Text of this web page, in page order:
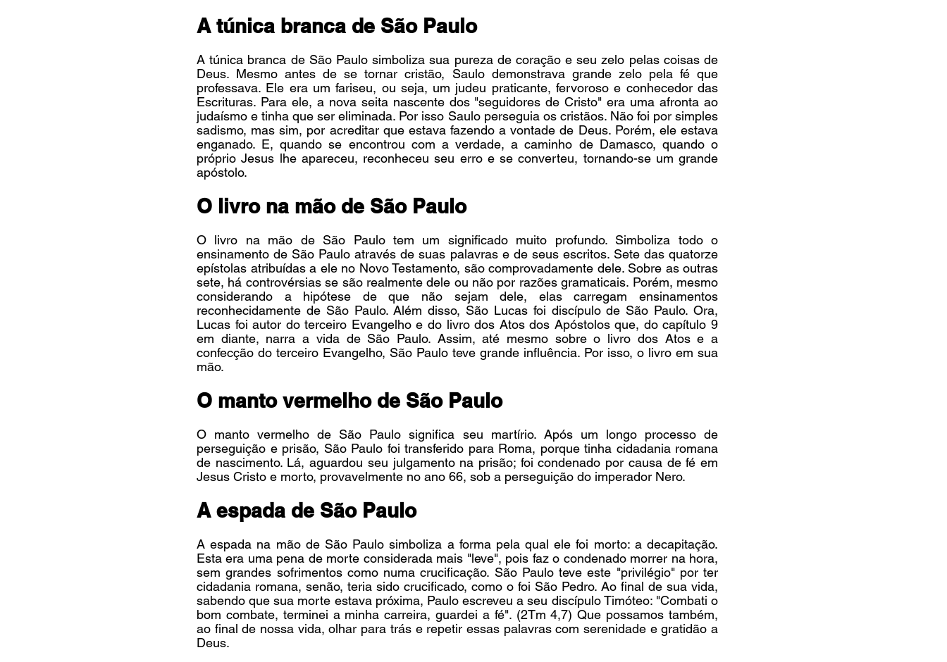
A túnica branca de São Paulo
A túnica branca de São Paulo simboliza sua pureza de coração e seu zelo pelas coisas de
Deus. Mesmo antes de se tornar cristão, Saulo demonstrava grande zelo pela fé que
professava. Ele era um fariseu, ou seja, um judeu praticante, fervoroso e conhecedor das
Escrituras. Para ele, a nova seita nascente dos "seguidores de Cristo" era uma afronta ao
judaísmo e tinha que ser eliminada. Por isso Saulo perseguia os cristãos. Não foi por simples
sadismo, mas sim, por acreditar que estava fazendo a vontade de Deus. Porém, ele estava
enganado. E, quando se encontrou com a verdade, a caminho de Damasco, quando o
próprio Jesus lhe apareceu, reconheceu seu erro e se converteu, tornando-se um grande
apóstolo.
O livro na mão de São Paulo
O livro na mão de São Paulo tem um significado muito profundo. Simboliza todo o
ensinamento de São Paulo através de suas palavras e de seus escritos. Sete das quatorze
epístolas atribuídas a ele no Novo Testamento, são comprovadamente dele. Sobre as outras
sete, há controvérsias se são realmente dele ou não por razões gramaticais. Porém, mesmo
considerando a hipótese de que não sejam dele, elas carregam ensinamentos
reconhecidamente de São Paulo. Além disso, São Lucas foi discípulo de São Paulo. Ora,
Lucas foi autor do terceiro Evangelho e do livro dos Atos dos Apóstolos que, do capítulo 9
em diante, narra a vida de São Paulo. Assim, até mesmo sobre o livro dos Atos e a
confecção do terceiro Evangelho, São Paulo teve grande influência. Por isso, o livro em sua
mão.
O manto vermelho de São Paulo
O manto vermelho de São Paulo significa seu martírio. Após um longo processo de
perseguição e prisão, São Paulo foi transferido para Roma, porque tinha cidadania romana
de nascimento. Lá, aguardou seu julgamento na prisão; foi condenado por causa de fé em
Jesus Cristo e morto, provavelmente no ano 66, sob a perseguição do imperador Nero.
A espada de São Paulo
A espada na mão de São Paulo simboliza a forma pela qual ele foi morto: a decapitação.
Esta era uma pena de morte considerada mais "leve", pois faz o condenado morrer na hora,
sem grandes sofrimentos como numa crucificação. São Paulo teve este "privilégio" por ter
cidadania romana, senão, teria sido crucificado, como o foi São Pedro. Ao final de sua vida,
sabendo que sua morte estava próxima, Paulo escreveu a seu discípulo Timóteo: "Combati o
bom combate, terminei a minha carreira, guardei a fé". (2Tm 4,7) Que possamos também,
ao final de nossa vida, olhar para trás e repetir essas palavras com serenidade e gratidão a
Deus.